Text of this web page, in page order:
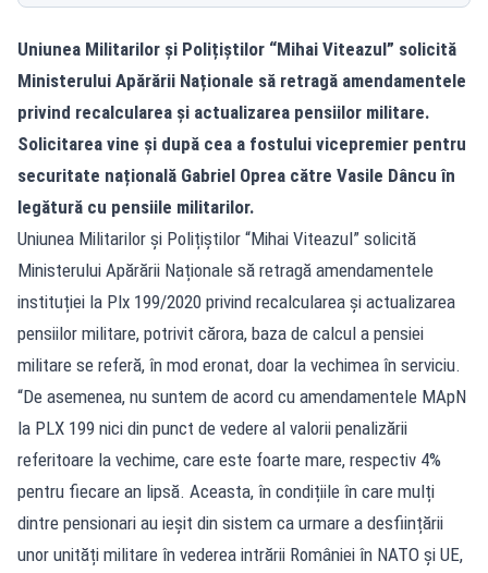
Uniunea Militarilor și Polițiștilor “Mihai Viteazul” solicită
Ministerului Apărării Naționale să retragă amendamentele
privind recalcularea și actualizarea pensiilor militare.
Solicitarea vine și după cea a fostului vicepremier pentru
securitate națională Gabriel Oprea către Vasile Dâncu în
legătură cu pensiile militarilor.
Uniunea Militarilor și Polițiștilor “Mihai Viteazul” solicită
Ministerului Apărării Naționale să retragă amendamentele
instituției la Plx 199/2020 privind recalcularea și actualizarea
pensiilor militare, potrivit cărora, baza de calcul a pensiei
militare se referă, în mod eronat, doar la vechimea în serviciu.
“De asemenea, nu suntem de acord cu amendamentele MApN
la PLX 199 nici din punct de vedere al valorii penalizării
referitoare la vechime, care este foarte mare, respectiv 4%
pentru fiecare an lipsă. Aceasta, în condițiile în care mulți
dintre pensionari au ieșit din sistem ca urmare a desființării
unor unități militare în vederea intrării României în NATO și UE,